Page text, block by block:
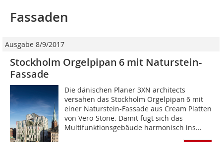
Fassaden
Ausgabe 8/9/2017
Stockholm Orgelpipan 6 mit Naturstein-
Fassade
Die dänischen Planer 3XN architects
versahen das Stockholm Orgelpipan 6 mit
einer Naturstein-Fassade aus Cream Platten
von Vero-Stone. Damit fügt sich das
Multifunktionsgebäude harmonisch ins...